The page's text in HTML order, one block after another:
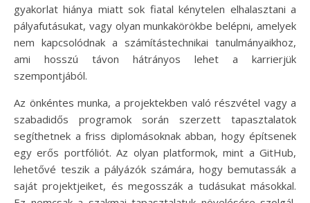
gyakorlat hiánya miatt sok fiatal kénytelen elhalasztani a
pályafutásukat, vagy olyan munkakörökbe belépni, amelyek
nem kapcsolódnak a számítástechnikai tanulmányaikhoz,
ami hosszú távon hátrányos lehet a karrierjük
szempontjából.
Az önkéntes munka, a projektekben való részvétel vagy a
szabadidős programok során szerzett tapasztalatok
segíthetnek a friss diplomásoknak abban, hogy építsenek
egy erős portfóliót. Az olyan platformok, mint a GitHub,
lehetővé teszik a pályázók számára, hogy bemutassák a
saját projektjeiket, és megosszák a tudásukat másokkal.